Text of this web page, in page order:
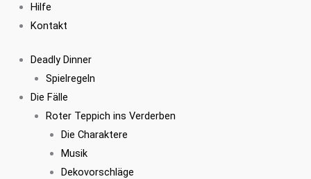
Hilfe
Kontakt
Deadly Dinner
Spielregeln
Die Fälle
Roter Teppich ins Verderben
Die Charaktere
Musik
Dekovorschläge